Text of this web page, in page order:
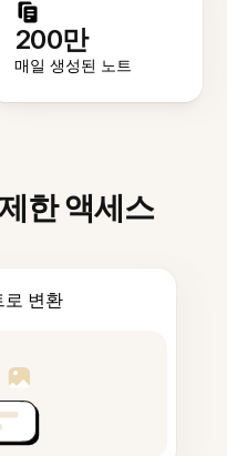
200만
매일 생성된 노트
한 액세스
로 변환